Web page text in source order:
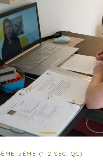
5ÈME (1-2 SEC. QC)